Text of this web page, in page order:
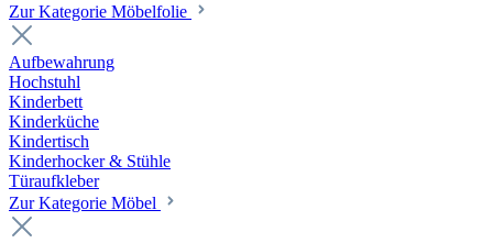
Zur Kategorie Möbelfolie
Aufbewahrung
Hochstuhl
Kinderbett
Kinderküche
Kindertisch
Kinderhocker & Stühle
Türaufkleber
Zur Kategorie Möbel